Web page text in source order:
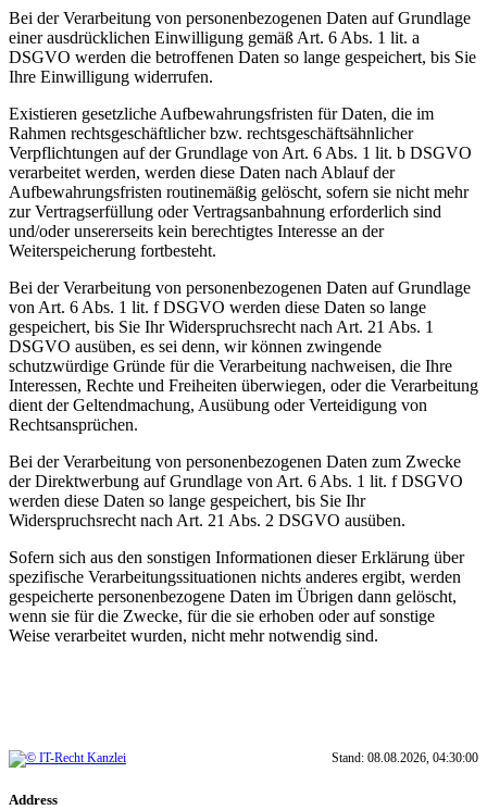
Bei der Verarbeitung von personenbezogenen Daten auf Grundlage
einer ausdrücklichen Einwilligung gemäß Art. 6 Abs. 1 lit. a
DSGVO werden die betroffenen Daten so lange gespeichert, bis Sie
Ihre Einwilligung widerrufen.
Existieren gesetzliche Aufbewahrungsfristen für Daten, die im
Rahmen rechtsgeschäftlicher bzw. rechtsgeschäftsähnlicher
Verpflichtungen auf der Grundlage von Art. 6 Abs. 1 lit. b DSGVO
verarbeitet werden, werden diese Daten nach Ablauf der
Aufbewahrungsfristen routinemäßig gelöscht, sofern sie nicht mehr
zur Vertragserfüllung oder Vertragsanbahnung erforderlich sind
und/oder unsererseits kein berechtigtes Interesse an der
Weiterspeicherung fortbesteht.
Bei der Verarbeitung von personenbezogenen Daten auf Grundlage
von Art. 6 Abs. 1 lit. f DSGVO werden diese Daten so lange
gespeichert, bis Sie Ihr Widerspruchsrecht nach Art. 21 Abs. 1
DSGVO ausüben, es sei denn, wir können zwingende
schutzwürdige Gründe für die Verarbeitung nachweisen, die Ihre
Interessen, Rechte und Freiheiten überwiegen, oder die Verarbeitung
dient der Geltendmachung, Ausübung oder Verteidigung von
Rechtsansprüchen.
Bei der Verarbeitung von personenbezogenen Daten zum Zwecke
der Direktwerbung auf Grundlage von Art. 6 Abs. 1 lit. f DSGVO
werden diese Daten so lange gespeichert, bis Sie Ihr
Widerspruchsrecht nach Art. 21 Abs. 2 DSGVO ausüben.
Sofern sich aus den sonstigen Informationen dieser Erklärung über
spezifische Verarbeitungssituationen nichts anderes ergibt, werden
gespeicherte personenbezogene Daten im Übrigen dann gelöscht,
wenn sie für die Zwecke, für die sie erhoben oder auf sonstige
Weise verarbeitet wurden, nicht mehr notwendig sind.
Stand: 08.08.2026, 04:30:00
Address